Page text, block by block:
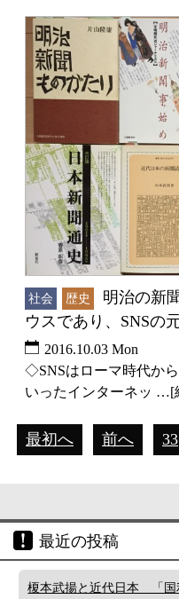
社会 歴史
明治の新
ウスであり、SNSの
2016.10.03 Mon
◇SNSはローマ時代から
いったインターネッ …[
最初へ 前へ 33
最近の投稿
榎本武揚と近代日本 「国